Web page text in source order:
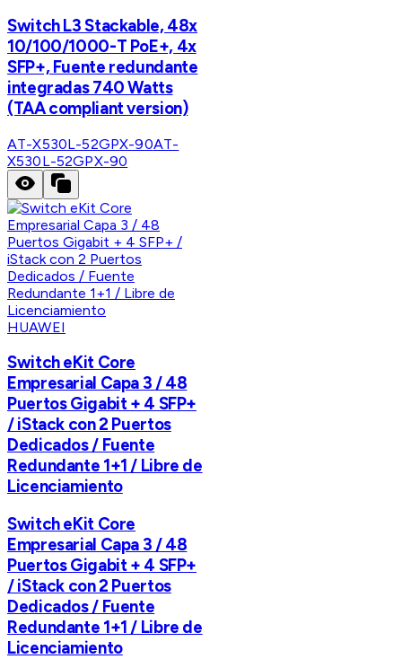
Switch L3 Stackable, 48x
10/100/1000-T PoE+, 4x
SFP+, Fuente redundante
integradas 740 Watts
(TAA compliant version)
AT-X530L-52GPX-90AT-
X530L-52GPX-90
HUAWEI
Switch eKit Core
Empresarial Capa 3 / 48
Puertos Gigabit + 4 SFP+
/ iStack con 2 Puertos
Dedicados / Fuente
Redundante 1+1 / Libre de
Licenciamiento
Switch eKit Core
Empresarial Capa 3 / 48
Puertos Gigabit + 4 SFP+
/ iStack con 2 Puertos
Dedicados / Fuente
Redundante 1+1 / Libre de
Licenciamiento